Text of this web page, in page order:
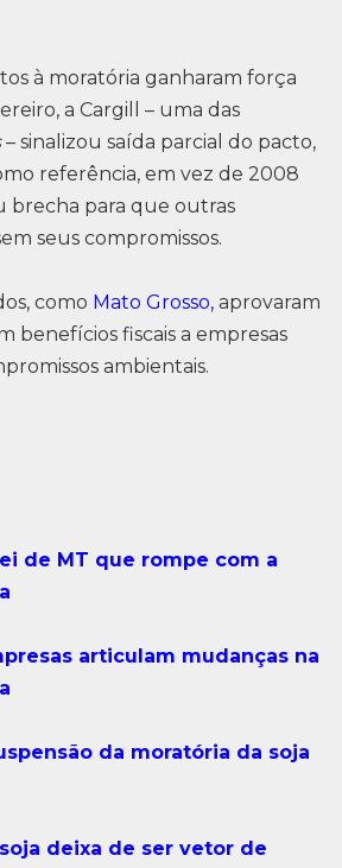
à moratória ganharam força
a Cargill – uma das
– sinalizou saída parcial do pacto,
referência, em vez de 2008
para que outras
seus compromissos.
como Mato Grosso,aprovaram
benefícios fiscais a empresas
ambientais.
de MT que rompe com a
articulam mudanças na
da moratória da soja
deixa de ser vetor de